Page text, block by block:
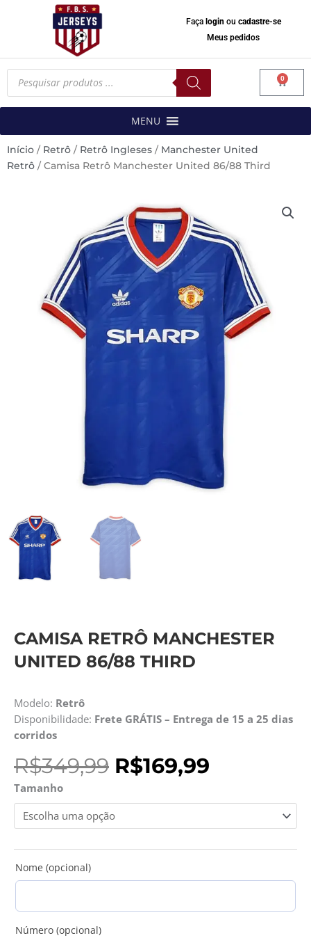
Faça loginou cadastre-se
Meus pedidos
Pesquisar
produtos 0
MENU
Início / Retrô / Retrô Ingleses / Manchester United
Retrô / Camisa Retrô Manchester United 86/88 Third
CAMISA RETRÔ MANCHESTER
UNITED 86/88 THIRD
Modelo: Retrô
Disponibilidade: Frete GRÁTIS – Entrega de 15 a 25 dias
corridos
R$349,99 O
preço
original
era:
R$349,99.
R$169,99
atual
R$169,99.
Tamanho
Nome (opcional)
Número (opcional)
Camisa
Retrô
Manchester
United
86/88
Third
quantidade